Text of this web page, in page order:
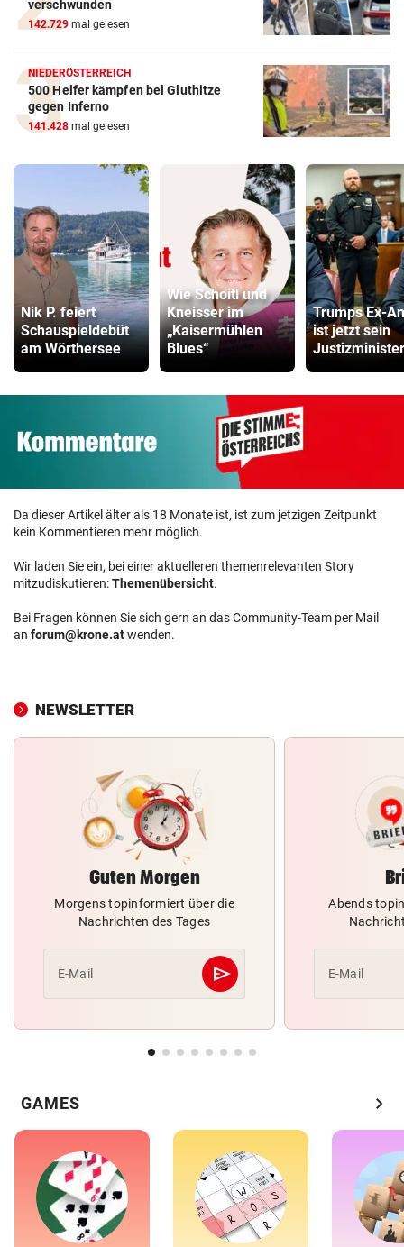
verschwunden
142.729 mal gelesen
NIEDERÖSTERREICH
500 Helfer kämpfen bei Gluthitze
gegen Inferno
141.428 mal gelesen
Nik P. feiert
Schauspieldebüt
am Wörthersee
Wie Schoitl und
Kneisser im
„Kaisermühlen
Blues“
Trumps Ex-
ist jetzt sein
Justizminister
Da dieser Artikel älter als 18 Monate ist, ist zum jetzigen Zeitpunkt
kein Kommentieren mehr möglich.
Wir laden Sie ein, bei einer aktuelleren themenrelevanten Story
mitzudiskutieren:Themenübersicht.
Bei Fragen können Sie sich gern an das Community-Team per Mail
an forum@krone.atwenden.
NEWSLETTER
Guten Morgen
Morgens topinformiert über die
Nachrichten des Tages
E-Mail send
Abschicken
Abends
E-Mail
GAMES chevron_right